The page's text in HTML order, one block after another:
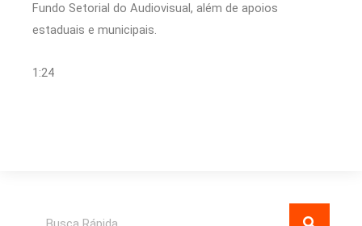
Fundo Setorial do Audiovisual, além de apoios
estaduais e municipais.
1:24